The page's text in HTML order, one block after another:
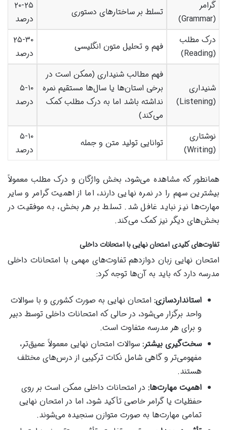
گرامر
(Grammar)
تسلط بر ساختارهای دستوری
۲۰-۲۵
درصد
درک مطلب
(Reading)
فهم و تحلیل متون انگلیسی
۲۵-۳۰
درصد
شنیداری
(Listening)
فهم مطالب شنیداری (ممکن است در
برخی استان‌ها یا سال‌ها مستقیم نمره
نداشته باشد اما به درک مطلب کمک
می‌کند)
۵-۱۰
درصد
نوشتاری
(Writing)
توانایی تولید متن و جمله
۵-۱۰
درصد
همانطور که مشاهده می‌شود، بخش واژگان و درک مطلب معمولاً
بیشترین سهم را در نمره نهایی دارند، اما از اهمیت گرامر و سایر
مهارت‌ها نیز نباید غافل شد. تسلط بر هر بخش، به موفقیت در
بخش‌های دیگر نیز کمک می‌کند.
تفاوت‌های کلیدی امتحان نهایی با امتحانات داخلی
امتحان نهایی زبان دوازدهم تفاوت‌های مهمی با امتحانات داخلی
مدرسه دارد که باید به آن‌ها توجه کرد:
استانداردسازی: امتحان نهایی به صورت کشوری و با سوالات
واحد برگزار می‌شود، در حالی که امتحانات داخلی توسط دبیر
و برای هر مدرسه متفاوت است.
سخت‌گیری بیشتر: سوالات امتحان نهایی معمولاً عمیق‌تر،
مفهومی‌تر و گاهی شامل نکات ترکیبی از درس‌های مختلف
هستند.
اهمیت مهارت‌ها: در امتحانات داخلی ممکن است بر روی
حفظیات یا گرامر خاصی تأکید شود، اما در امتحان نهایی
تمامی مهارت‌ها به صورت متوازن سنجیده می‌شوند.